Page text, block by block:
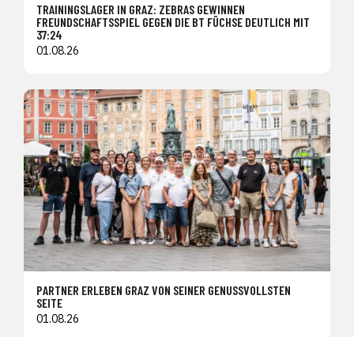
TRAININGSLAGER IN GRAZ: ZEBRAS GEWINNEN
FREUNDSCHAFTSSPIEL GEGEN DIE BT FÜCHSE DEUTLICH MIT
37:24
01.08.26
PARTNER ERLEBEN GRAZ VON SEINER GENUSSVOLLSTEN
SEITE
01.08.26